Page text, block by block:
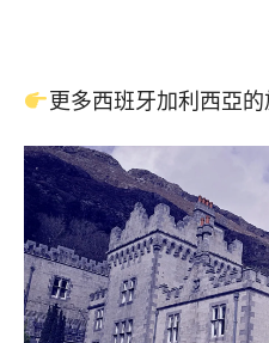
更多西班牙加利西亞的